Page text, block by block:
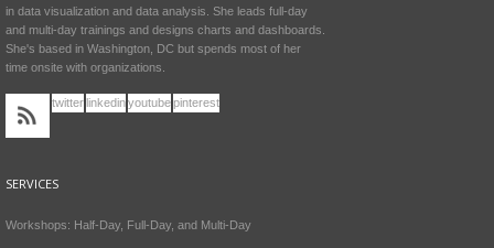
in data visualization and data analysis. She leads full-day
and multi-day trainings and designs charts and dashboards.
She's based in Washington, DC but spends most of her
time onsite with organizations.
twitterlinkedinyoutubepinterest
SERVICES
Workshops: Half-Day, Full-Day, and Multi-Day